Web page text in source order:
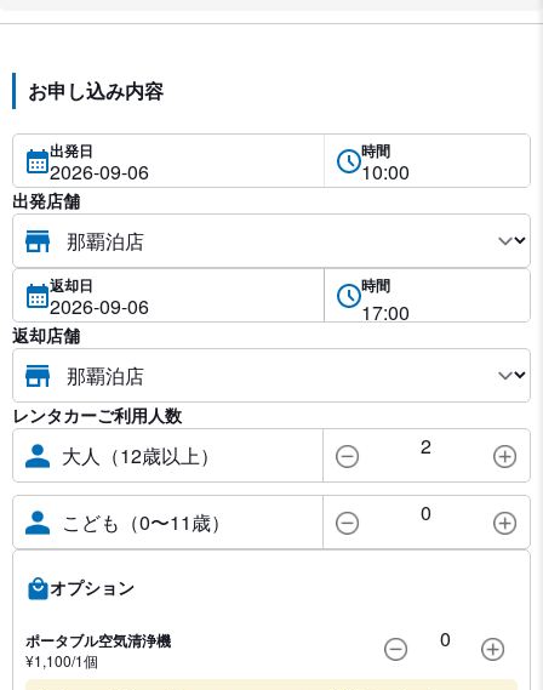
お申し込み内容
出発日 時間
出発店舗
返却日 時間
返却店舗
レンタカーご利用人数
大人（12歳以上） 2
こども（0〜11歳） 0
オプション
ポータブル空気清浄機
¥1,100/1個
0